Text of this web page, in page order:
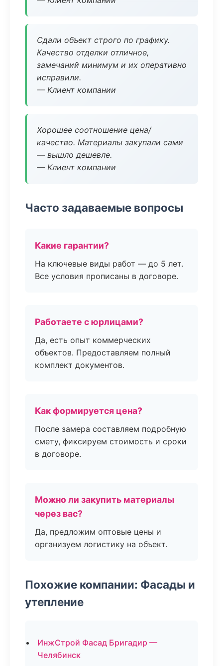
Сдали объект строго по графику.
Качество отделки отличное,
замечаний минимум и их оперативно
исправили.
— Клиент компании
Хорошее соотношение цена/
качество. Материалы закупали сами
— вышло дешевле.
— Клиент компании
Часто задаваемые вопросы
Какие гарантии?
На ключевые виды работ — до 5 лет.
Все условия прописаны в договоре.
Работаете с юрлицами?
Да, есть опыт коммерческих
объектов. Предоставляем полный
комплект документов.
Как формируется цена?
После замера составляем подробную
смету, фиксируем стоимость и сроки
в договоре.
Можно ли закупить материалы
через вас?
Да, предложим оптовые цены и
организуем логистику на объект.
Похожие компании: Фасады и
утепление
ИнжСтрой Фасад Бригадир —
Челябинск